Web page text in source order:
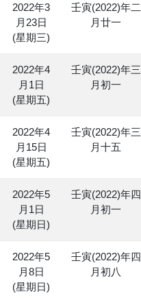
2022年3
月23日
(星期三)
壬寅(2022)年二
月廿一
2022年4
月1日
(星期五)
壬寅(2022)年三
月初一
2022年4
月15日
(星期五)
壬寅(2022)年三
月十五
2022年5
月1日
(星期日)
壬寅(2022)年四
月初一
2022年5
月8日
(星期日)
壬寅(2022)年四
月初八